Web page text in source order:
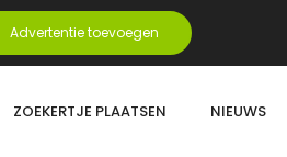
Advertentie toevoegen
ZOEKERTJE PLAATSEN NIEUWS